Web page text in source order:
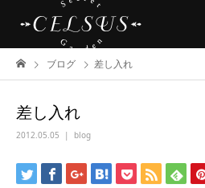
ブログ 差し入れ
差し入れ
2012.05.05 blog